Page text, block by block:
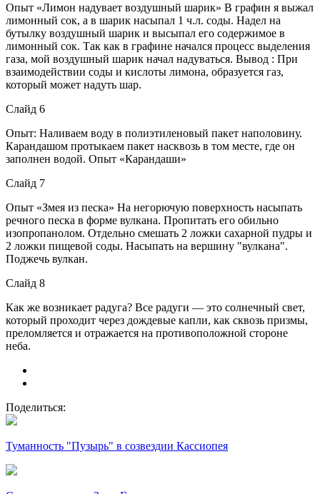
Опыт «Лимон надувает воздушный шарик» В графин я выжал
лимонный сок, а в шарик насыпал 1 ч.л. соды. Надел на
бутылку воздушный шарик и высыпал его содержимое в
лимонный сок. Так как в графине начался процесс выделения
газа, мой воздушный шарик начал надуваться. Вывод : При
взаимодействии соды и кислоты лимона, образуется газ,
который может надуть шар.
Слайд 6
Опыт: Наливаем воду в полиэтиленовый пакет наполовину.
Карандашом протыкаем пакет насквозь в том месте, где он
заполнен водой. Опыт «Карандаши»
Слайд 7
Опыт «Змея из песка» На негорючую поверхность насыпать
речного песка в форме вулкана. Пропитать его обильно
изопропанолом. Отдельно смешать 2 ложки сахарной пудры и
2 ложки пищевой соды. Насыпать на вершину "вулкана".
Поджечь вулкан.
Слайд 8
Как же возникает радуга? Все радуги — это солнечный свет,
который проходит через дождевые капли, как сквозь призмы,
преломляется и отражается на противоположной стороне
неба.
Поделиться:
Туманность "Пузырь" в созвездии Кассиопея